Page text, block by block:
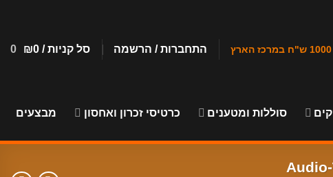
התחברות / הרשמה סל קניות / ₪0
0
סוללות ומטענים כרטיסי זכרון ואחסון מבצעים